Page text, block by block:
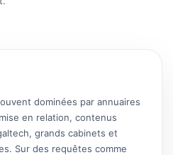
dominées par annuaires
en relation, contenus
grands cabinets et
Sur des requêtes comme